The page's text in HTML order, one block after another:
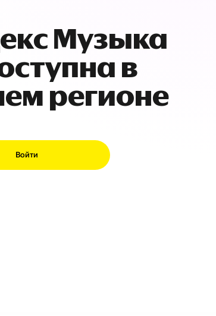
Музыка
в
регионе
Войти